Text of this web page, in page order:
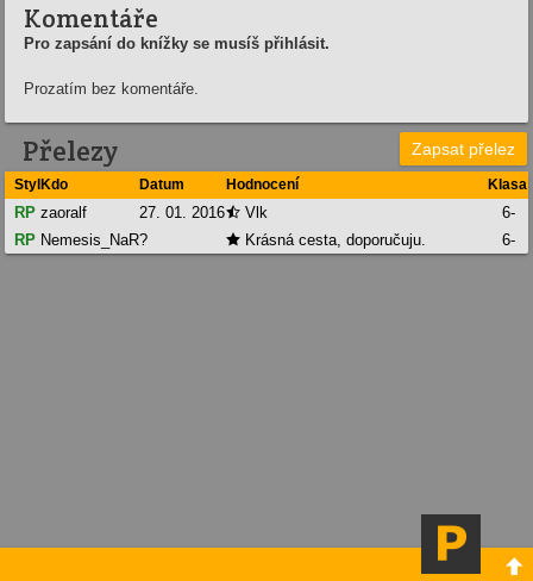
Komentáře
Pro zapsání do knížky se musíš přihlásit.
Prozatím bez komentáře.
Přelezy Zapsat přelez
StylKdo Datum Hodnocení Klasa
RP zaoralf 27. 01. 2016 Vlk
6-
RP Nemesis_NaR?  Krásná cesta, doporučuju. 6-
